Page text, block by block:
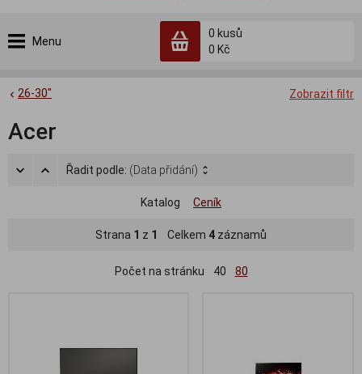
Menu
0 kusů
0 Kč
Zobrazit filtr
26-30"
Acer
Řadit podle: (Data přidání)
Katalog Ceník
Strana 1 z 1 Celkem 4 záznamů
Počet na stránku 40 80